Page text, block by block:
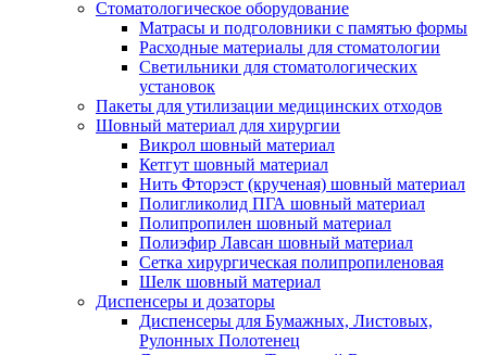
Стоматологическое оборудование
Матрасы и подголовники с памятью формы
Расходные материалы для стоматологии
Светильники для стоматологических
установок
Пакеты для утилизации медицинских отходов
Шовный материал для хирургии
Викрол шовный материал
Кетгут шовный материал
Нить Фторэст (крученая) шовный материал
Полигликолид ПГА шовный материал
Полипропилен шовный материал
Полиэфир Лавсан шовный материал
Сетка хирургическая полипропиленовая
Шелк шовный материал
Диспенсеры и дозаторы
Диспенсеры для Бумажных, Листовых,
Рулонных Полотенец